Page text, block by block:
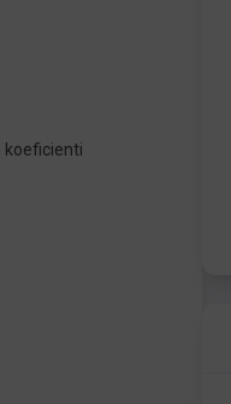
koeficienti